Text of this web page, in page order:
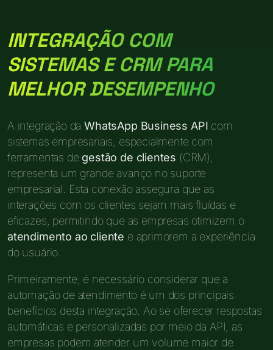
INTEGRAÇÃO COM
SISTEMAS E CRM PARA
MELHOR DESEMPENHO
A integração daWhatsApp Business API com
sistemas empresariais, especialmente com
ferramentas de gestão de clientes (CRM),
representa um grande avanço no suporte
empresarial. Esta conexão assegura que as
interações com os clientes sejam mais fluídas e
eficazes, permitindo que as empresas otimizem o
atendimento ao cliente e aprimorem a experiência
do usuário.
Primeiramente, é necessário considerar que a
automação de atendimento é um dos principais
benefícios desta integração. Ao se oferecer respostas
automáticas e personalizadas por meio da API, as
empresas podem atender um volume maior de